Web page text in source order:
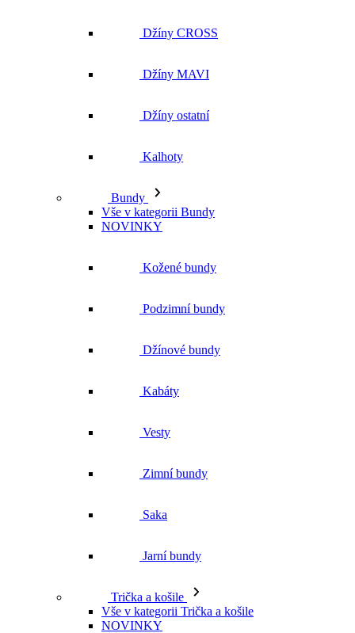
Džíny CROSS
Džíny MAVI
Džíny ostatní
Kalhoty
Bundy
Vše v kategorii Bundy
NOVINKY
Kožené bundy
Podzimní bundy
Džínové bundy
Kabáty
Vesty
Zimní bundy
Saka
Jarní bundy
Trička a košile
Vše v kategorii Trička a košile
NOVINKY